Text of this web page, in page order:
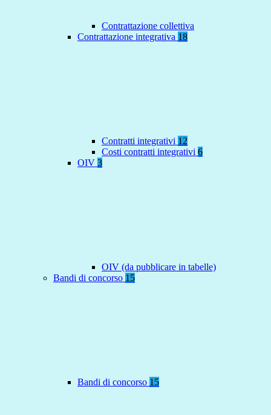
Contrattazione collettiva
Contrattazione integrativa 18
Contratti integrativi 12
Costi contratti integrativi 6
OIV 3
OIV (da pubblicare in tabelle)
Bandi di concorso 15
Bandi di concorso 15